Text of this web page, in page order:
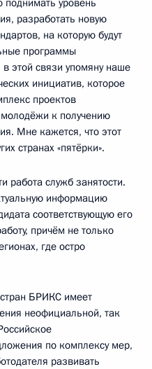
разработать новую
на которую будут
программы
этой связи упомяну наше
инициатив, которое
проектов
к получению
Мне кажется, что этот
странах «пятёрки».
работа служб занятости.
информацию
соответствующую его
причём не только
где остро
БРИКС имеет
неофициальной, так
по комплексу мер,
развивать